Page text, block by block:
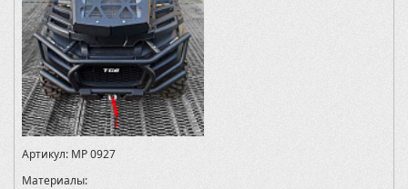
Артикул: MP 0927
Материалы: